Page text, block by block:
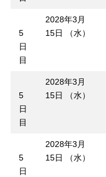
5
日
目
2028年3月
15日 （水）
5
日
目
2028年3月
15日 （水）
5
日
2028年3月
15日 （水）